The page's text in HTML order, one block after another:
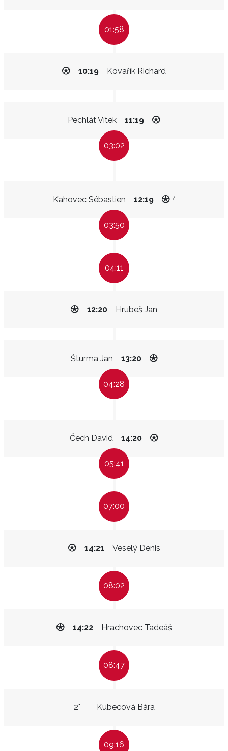
01:58
Kovařík Richard
10:19
Pechlát Vítek 11:19
03:02
Kahovec Sébastien 12:19 7
03:50
04:11
Hrubeš Jan
12:20
Šturma Jan 13:20
04:28
Čech David 14:20
05:41
07:00
Veselý Denis
14:21
08:02
Hrachovec Tadeáš
14:22
08:47
Kubecová Bára
2"
09:16